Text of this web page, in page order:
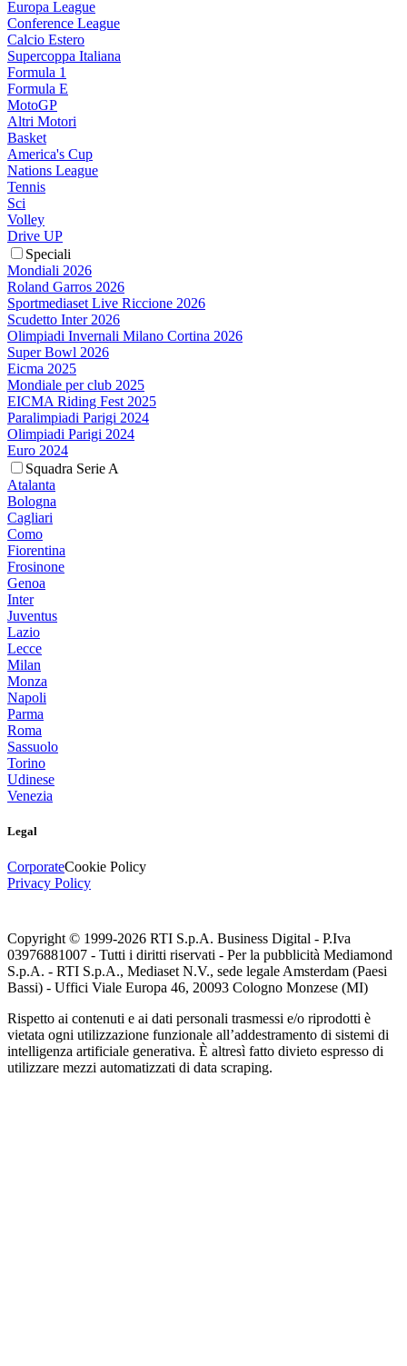
Europa League
Conference League
Calcio Estero
Supercoppa Italiana
Formula 1
Formula E
MotoGP
Altri Motori
Basket
America's Cup
Nations League
Tennis
Sci
Volley
Drive UP
Speciali
Mondiali 2026
Roland Garros 2026
Sportmediaset Live Riccione 2026
Scudetto Inter 2026
Olimpiadi Invernali Milano Cortina 2026
Super Bowl 2026
Eicma 2025
Mondiale per club 2025
EICMA Riding Fest 2025
Paralimpiadi Parigi 2024
Olimpiadi Parigi 2024
Euro 2024
Squadra Serie A
Atalanta
Bologna
Cagliari
Como
Fiorentina
Frosinone
Genoa
Inter
Juventus
Lazio
Lecce
Milan
Monza
Napoli
Parma
Roma
Sassuolo
Torino
Udinese
Venezia
Legal
CorporateCookie Policy
Privacy Policy
Copyright © 1999-2026 RTI S.p.A. Business Digital - P.Iva
03976881007 - Tutti i diritti riservati - Per la pubblicità Mediamond
S.p.A. - RTI S.p.A., Mediaset N.V., sede legale Amsterdam (Paesi
Bassi) - Uffici Viale Europa 46, 20093 Cologno Monzese (MI)
Rispetto ai contenuti e ai dati personali trasmessi e/o riprodotti è
vietata ogni utilizzazione funzionale all’addestramento di sistemi di
intelligenza artificiale generativa. È altresì fatto divieto espresso di
utilizzare mezzi automatizzati di data scraping.